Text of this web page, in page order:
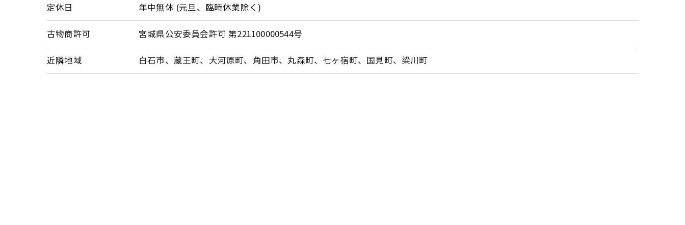
定休日 年中無休 (元旦、臨時休業除く)
古物商許可 宮城県公安委員会許可 第221100000544号
近隣地域 白石市、蔵王町、大河原町、角田市、丸森町、七ヶ宿町、国見町、梁川町